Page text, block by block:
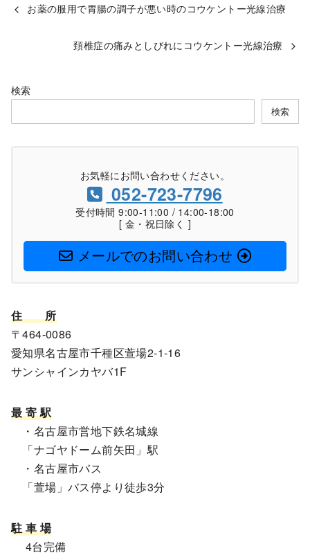
お薬の服用で胃腸の調子が悪い時のコウケントー光線治療
頚椎症の痛みとしびれにコウケントー光線治療
検索
検索
お気軽にお問い合わせください。
052-723-7796
受付時間 9:00-11:00 / 14:00-18:00
[ 金・祝日除く ]
メールでのお問い合わせ
住
所
〒464-0086
愛知県名古屋市千種区萱場2-1-16
サンシャインカヤバ1F
最 寄 駅
・名古屋市営地下鉄名城線
「ナゴヤドーム前矢田」駅
・名古屋市バス
「萱場」バス停より徒歩3分
駐 車 場
4台完備